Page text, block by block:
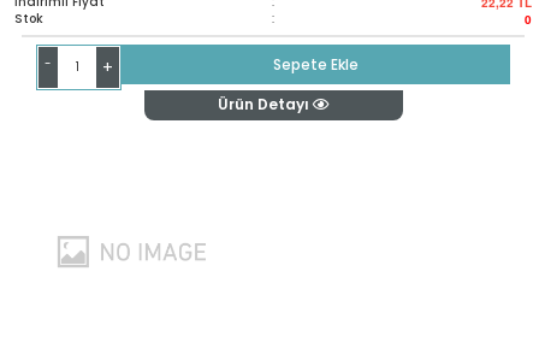
Stok : 0
- +
Sepete Ekle
Ürün Detayı